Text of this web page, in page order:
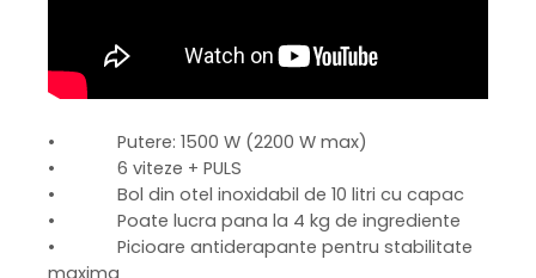
• Putere: 1500 W (2200 W max)
• 6 viteze + PULS
• Bol din otel inoxidabil de 10 litri cu capac
• Poate lucra pana la 4 kg de ingrediente
• Picioare antiderapante pentru stabilitate
maxima